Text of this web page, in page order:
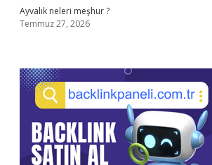
Ayvalık neleri meşhur ?
Temmuz 27, 2026